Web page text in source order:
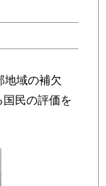
域の補欠
民の評価を